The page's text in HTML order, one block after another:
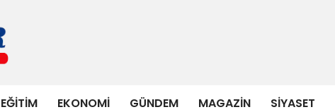
EĞITIM EKONOMI GÜNDEM MAGAZIN SIYASET